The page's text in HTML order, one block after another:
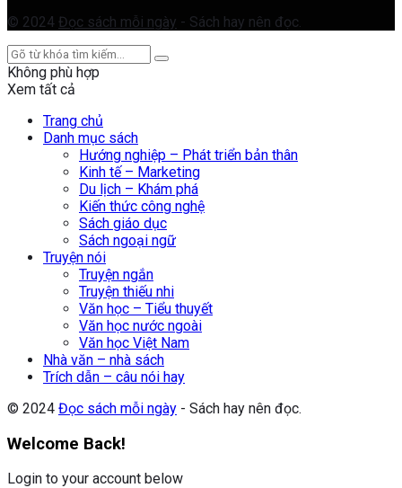
© 2024 Đọc sách mỗi ngày - Sách hay nên đọc.
Không phù hợp
Xem tất cả
Trang chủ
Danh mục sách
Hướng nghiệp – Phát triển bản thân
Kinh tế – Marketing
Du lịch – Khám phá
Kiến thức công nghệ
Sách giáo dục
Sách ngoại ngữ
Truyện nói
Truyện ngắn
Truyện thiếu nhi
Văn học – Tiểu thuyết
Văn học nước ngoài
Văn học Việt Nam
Nhà văn – nhà sách
Trích dẫn – câu nói hay
© 2024 Đọc sách mỗi ngày - Sách hay nên đọc.
Welcome Back!
Login to your account below